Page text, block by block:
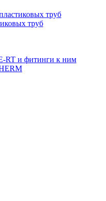
труб
труб
RT и фитинги к ним